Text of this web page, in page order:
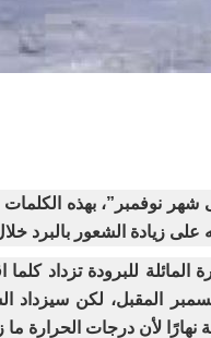
فى شهر نوفمبر”، بهذه
على زيادة الشعور بالبرد
للبرودة تزداد
الحقيقية لفصل الشتاء يوم 21
نهارًا لأن درجات الحرارة